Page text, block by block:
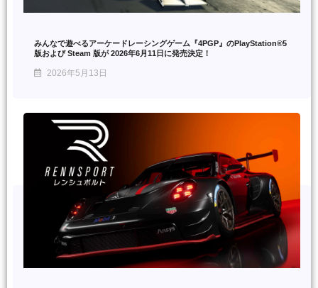
みんなで遊べるアーケードレーシングゲーム『4PGP』のPlayStation®5
版および Steam 版が 2026年6月11日に発売決定！
2026年5月13日